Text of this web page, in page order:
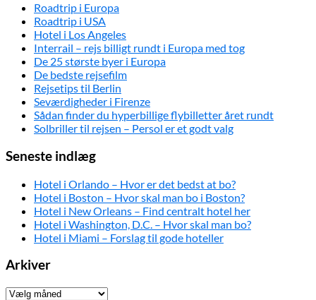
Roadtrip i Europa
Roadtrip i USA
Hotel i Los Angeles
Interrail – rejs billigt rundt i Europa med tog
De 25 største byer i Europa
De bedste rejsefilm
Rejsetips til Berlin
Seværdigheder i Firenze
Sådan finder du hyperbillige flybilletter året rundt
Solbriller til rejsen – Persol er et godt valg
Seneste indlæg
Hotel i Orlando – Hvor er det bedst at bo?
Hotel i Boston – Hvor skal man bo i Boston?
Hotel i New Orleans – Find centralt hotel her
Hotel i Washington, D.C. – Hvor skal man bo?
Hotel i Miami – Forslag til gode hoteller
Arkiver
Arkiver